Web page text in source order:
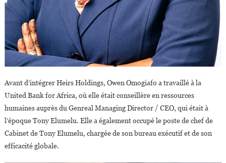
Avant d’intégrer Heirs Holdings, Owen Omogiafo a travaillé à la
United Bank for Africa, où elle était conseillère en ressources
humaines auprès du Genreal Managing Director / CEO, qui était à
l’époque Tony Elumelu. Elle a également occupé le poste de chef de
Cabinet de Tony Elumelu, chargée de son bureau exécutif et de son
efficacité globale.